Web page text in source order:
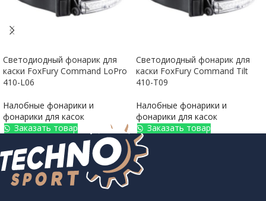
Светодиодный фонарик для
каски FoxFury Command LoPro
410-L06
Налобные фонарики и
фонарики для касок
Заказать товар
Светодиодный фонарик для
каски FoxFury Command Tilt
410-T09
Налобные фонарики и
фонарики для касок
Заказать товар